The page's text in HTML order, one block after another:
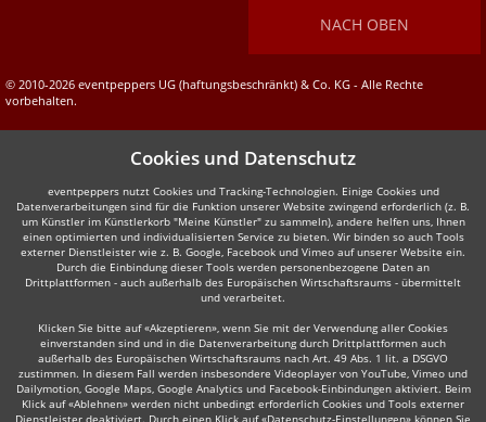
NACH OBEN
© 2010-2026 eventpeppers UG (haftungsbeschränkt) & Co. KG - Alle Rechte
vorbehalten.
Cookies und Datenschutz
eventpeppers nutzt Cookies und Tracking-Technologien. Einige Cookies und
Datenverarbeitungen sind für die Funktion unserer Website zwingend erforderlich (z. B.
um Künstler im Künstlerkorb "Meine Künstler" zu sammeln), andere helfen uns, Ihnen
einen optimierten und individualisierten Service zu bieten. Wir binden so auch Tools
externer Dienstleister wie z. B. Google, Facebook und Vimeo auf unserer Website ein.
Durch die Einbindung dieser Tools werden personenbezogene Daten an
Drittplattformen - auch außerhalb des Europäischen Wirtschaftsraums - übermittelt
und verarbeitet.
Klicken Sie bitte auf «Akzeptieren», wenn Sie mit der Verwendung aller Cookies
einverstanden sind und in die Datenverarbeitung durch Drittplattformen auch
außerhalb des Europäischen Wirtschaftsraums nach Art. 49 Abs. 1 lit. a DSGVO
zustimmen. In diesem Fall werden insbesondere Videoplayer von YouTube, Vimeo und
Dailymotion, Google Maps, Google Analytics und Facebook-Einbindungen aktiviert. Beim
Klick auf «Ablehnen» werden nicht unbedingt erforderlich Cookies und Tools externer
Dienstleister deaktiviert. Durch einen Klick auf «Datenschutz-Einstellungen» können Sie